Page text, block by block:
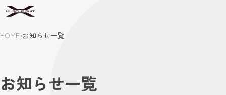
HOME›お知らせ一覧
お知らせ一覧